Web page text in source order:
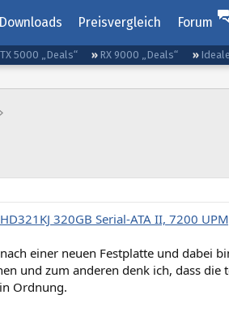
Downloads Preisvergleich Forum
5000 „Deals“ RX 9000 „Deals“
320GB Serial-ATA II, 7200
einer neuen Festplatte und dabei
und zum anderen denk ich, dass die
Ordnung.